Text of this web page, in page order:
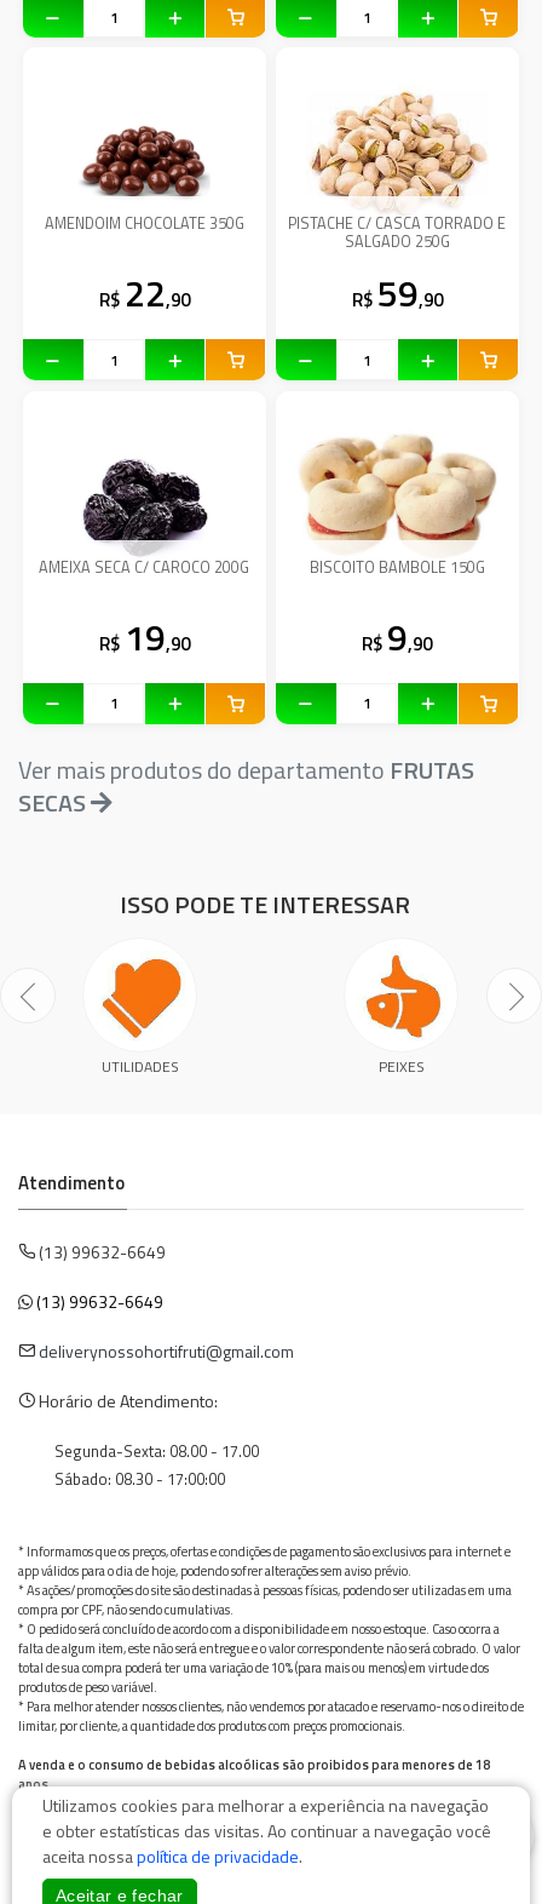
AMENDOIM CHOCOLATE 350G
R$ 22,90
PISTACHE C/ CASCA TORRADO E
SALGADO 250G
R$ 59,90
AMEIXA SECA C/ CAROCO 200G
R$ 19,90
BISCOITO BAMBOLE 150G
R$ 9,90
Ver mais produtos do departamento FRUTAS
SECAS
ISSO PODE TE INTERESSAR
UTILIDADES PEIXES
Atendimento
(13) 99632-6649
(13) 99632-6649
deliverynossohortifruti@gmail.com
Horário de Atendimento:
Segunda-Sexta: 08.00 - 17.00
Sábado: 08.30 - 17:00:00
* Informamos que os preços, ofertas e condições de pagamento são exclusivos para internet e
app válidos para o dia de hoje, podendo sofrer alterações sem aviso prévio.
* As ações/promoções do site são destinadas à pessoas físicas, podendo ser utilizadas em uma
compra por CPF, não sendo cumulativas.
* O pedido será concluído de acordo com a disponibilidade em nosso estoque. Caso ocorra a
falta de algum item, este não será entregue e o valor correspondente não será cobrado. O valor
total de sua compra poderá ter uma variação de 10% (para mais ou menos) em virtude dos
produtos de peso variável.
* Para melhor atender nossos clientes, não vendemos por atacado e reservamo-nos o direito de
limitar, por cliente, a quantidade dos produtos com preços promocionais.
A venda e o consumo de bebidas alcoólicas são proibidos para menores de 18
anos.
Bebida alcoólica pode causar dependência química e, em excesso, provoca graves males à saúde.
Beba com moderação
Utilizamos cookies para melhorar a experiência na navegação
e obter estatísticas das visitas. Ao continuar a navegação você
aceita nossapolítica de privacidade.
Aceitar e fechar